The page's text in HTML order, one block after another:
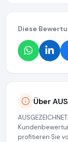
Diese
Über
profitieren Sie